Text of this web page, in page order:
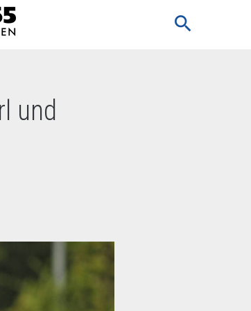
search
und